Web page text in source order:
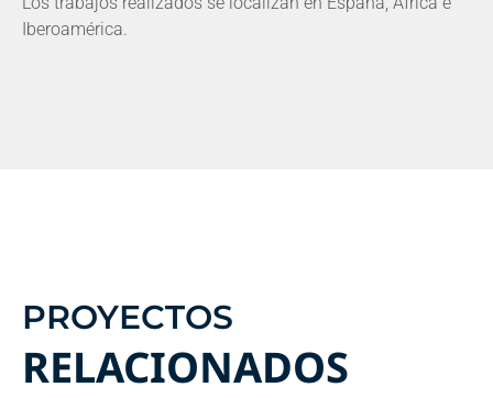
Iberoamérica.
PROYECTOS
RELACIONADOS